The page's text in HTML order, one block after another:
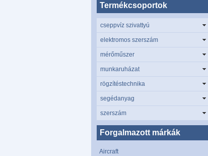
Termékcsoportok
cseppvíz szivattyú
elektromos szerszám
mérőműszer
munkaruházat
rögzítéstechnika
segédanyag
szerszám
Forgalmazott márkák
Aircraft